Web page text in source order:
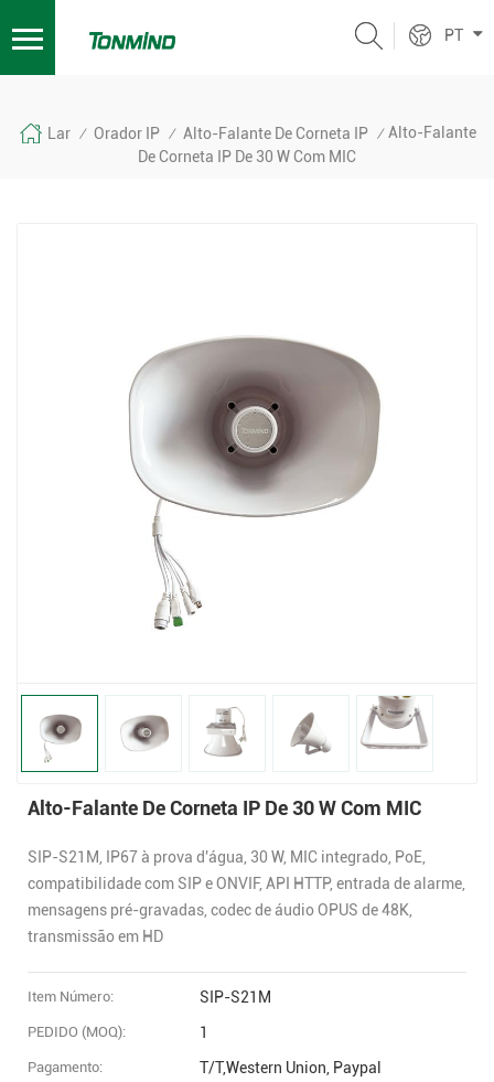
PT
Lar / Orador IP / Alto-Falante De Corneta IP / Alto-Falante
De Corneta IP De 30 W Com MIC
Alto-Falante De Corneta IP De 30 W Com MIC
SIP-S21M, IP67 à prova d'água, 30 W, MIC integrado, PoE,
compatibilidade com SIP e ONVIF, API HTTP, entrada de alarme,
mensagens pré-gravadas, codec de áudio OPUS de 48K,
transmissão em HD
Item Número: SIP-S21M
PEDIDO (MOQ): 1
Pagamento: T/T,Western Union, Paypal